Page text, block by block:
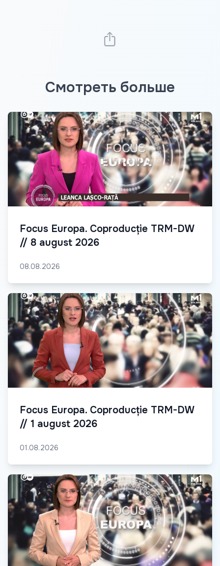
Смотреть больше
Focus Europa. Coproducție TRM-DW
// 8 august 2026
08.08.2026
Focus Europa. Coproducție TRM-DW
// 1 august 2026
01.08.2026